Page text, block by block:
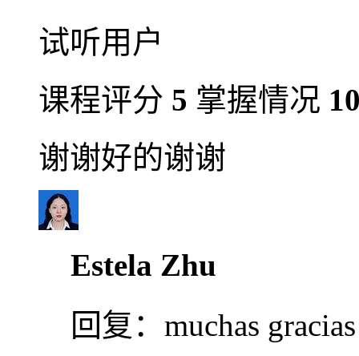
试听用户
课程评分 5 掌握情况
谢谢好的谢谢
Estela Zhu
回复： muchas gracias